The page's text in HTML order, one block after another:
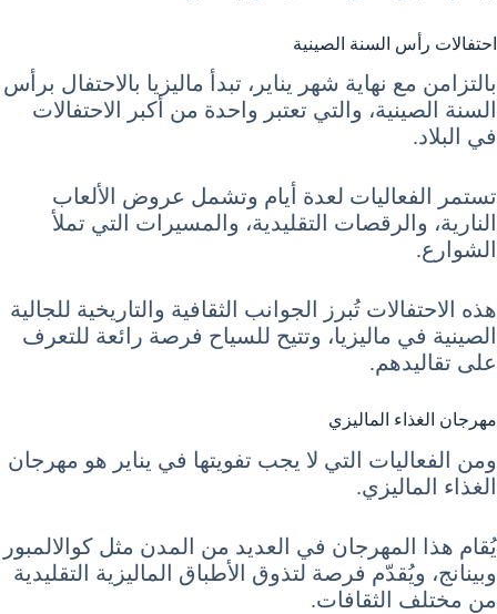
احتفالات رأس السنة الصينية
بالتزامن مع نهاية شهر يناير، تبدأ ماليزيا بالاحتفال برأس
السنة الصينية، والتي تعتبر واحدة من أكبر الاحتفالات
في البلاد.
تستمر الفعاليات لعدة أيام وتشمل عروض الألعاب
النارية، والرقصات التقليدية، والمسيرات التي تملأ
الشوارع.
هذه الاحتفالات تُبرز الجوانب الثقافية والتاريخية للجالية
الصينية في ماليزيا، وتتيح للسياح فرصة رائعة للتعرف
على تقاليدهم.
مهرجان الغذاء الماليزي
ومن الفعاليات التي لا يجب تفويتها في يناير هو مهرجان
الغذاء الماليزي.
يُقام هذا المهرجان في العديد من المدن مثل كوالالمبور
وبينانج، ويُقدّم فرصة لتذوق الأطباق الماليزية التقليدية
من مختلف الثقافات.